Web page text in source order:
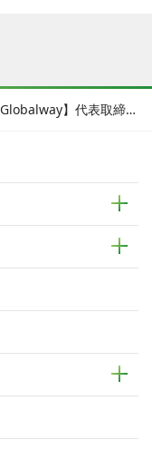
【Globalway】代表取締役社長の小山義一が日経ビジネスに取り上げられました